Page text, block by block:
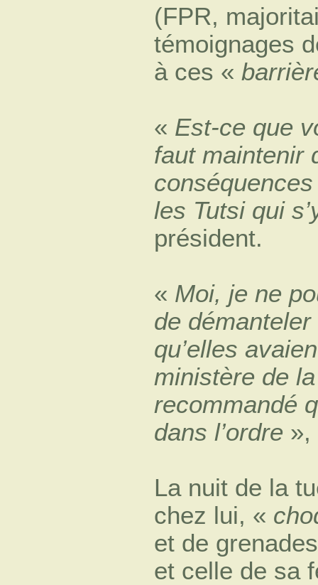
(FPR,
témoignages
à ces «
« Est-ce que
faut maintenir
les Tutsi qui
président.
« Moi, je ne
de
qu’elles
ministère de
recommandé
dans l’ordre »,
La nuit de la
chez lui, «
et de
et celle de sa